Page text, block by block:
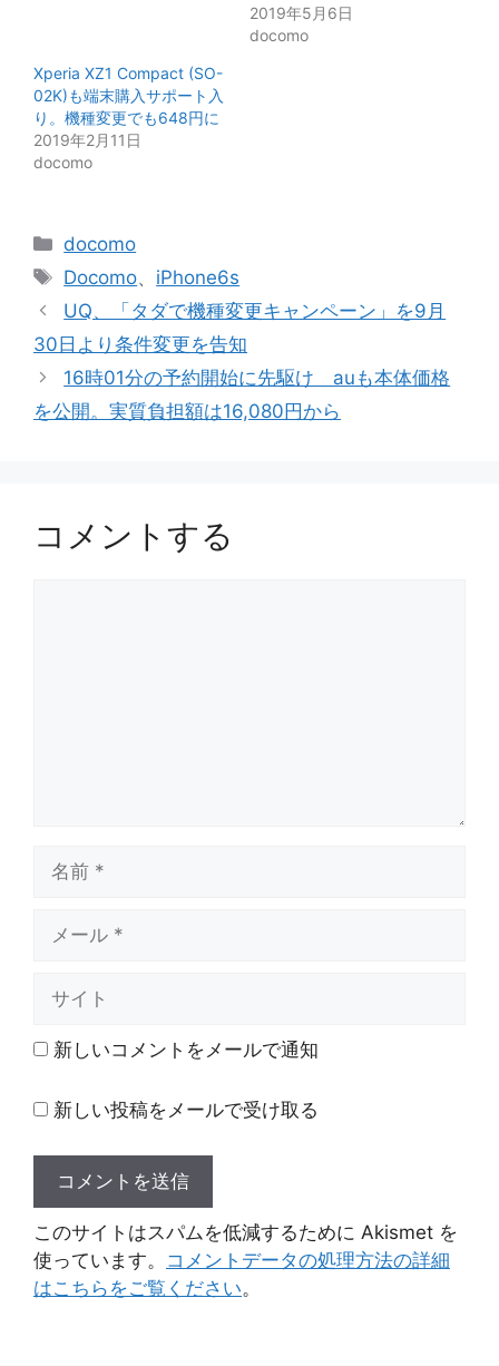
2019年5月6日
docomo
Xperia XZ1 Compact (SO-
02K)も端末購入サポート入
り。機種変更でも648円に
2019年2月11日
docomo
カ
テ
リ
ー
docomo
タ
グ
Docomo、 iPhone6s
UQ、「タダで機種変更キャンペーン」を9月
30日より条件変更を告知
16時01分の予約開始に先駆け auも本体価格
を公開。実質負担額は16,080円から
コメントする
ト 新しいコメントをメールで通知
新しい投稿をメールで受け取る
このサイトはスパムを低減するために Akismet を
使っています。 コメントデータの処理方法の詳細
はこちらをご覧ください。